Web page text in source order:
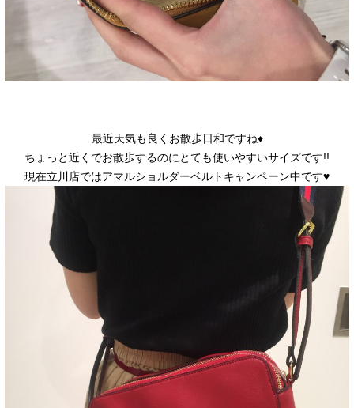
最近天気も良くお散歩日和ですね♦
ちょっと近くでお散歩するのにとても使いやすいサイズです!!
現在立川店ではアマルショルダーベルトキャンペーン中です♥